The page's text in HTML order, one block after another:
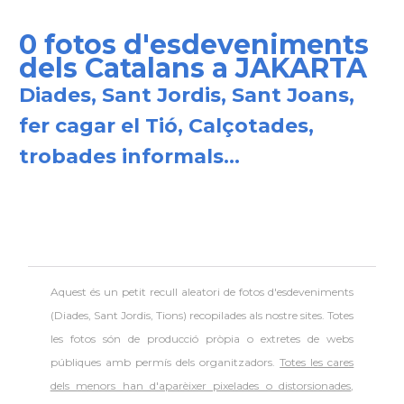
0 fotos d'esdeveniments
dels Catalans a JAKARTA
Diades, Sant Jordis, Sant Joans,
fer cagar el Tió, Calçotades,
trobades informals...
Aquest és un petit recull aleatori defotos d'esdeveniments
(Diades, Sant Jordis, Tions) recopilades als nostre sites. Totes
les fotos són de producció pròpia o extretes de webs
públiques amb permís dels organitzadors.Totes les cares
dels menors han d'aparèixer pixelades o distorsionades,